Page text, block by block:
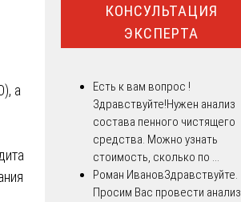
а
КОНСУЛЬТАЦИЯ
ЭКСПЕРТА
Есть к вам вопрос !
Здравствуйте!Нужен анализ
состава пенного чистящего
средства. Можно узнать
стоимость, сколько по ...
Роман ИвановЗдравствуйте.
Просим Вас провести анализ